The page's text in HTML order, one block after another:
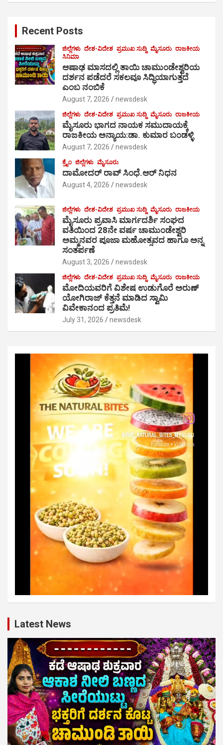
Recent Posts
ಜಿಲ್ಲೆಗಳು ದೇಶ-ವಿದೇಶ ಪ್ರಮುಖ ಸುದ್ದಿ ಮೈಸೂರು ರಾಜಕೀಯ
ಸಿನಿಮಾ
ಆಷಾಢ ಮಾಸದಲ್ಲಿ ತಾಯಿ ಚಾಮುಂಡೇಶ್ವರಿಯ
ದರ್ಶನ ಪಡೆದರೆ ಸಕಲವೂ ಸಿದ್ಧಿಯಾಗುತ್ತದೆ
ಎಂಬ ನಂಬಿಕೆ
August 7, 2026 newsdesk
ಜಿಲ್ಲೆಗಳು ದೇಶ-ವಿದೇಶ ಪ್ರಮುಖ ಸುದ್ದಿ ಮೈಸೂರು ರಾಜಕೀಯ
ಮೈಸೂರು ಭಾಗದ ನಾಯಕ ಸಮುದಾಯಕ್ಕೆ
ರಾಜಕೀಯ ಅನ್ಯಾಯ:ಡಾ. ಕುಮಾರ ಬಂಡಳ್ಳಿ
August 7, 2026 newsdesk
ಕ್ರೈಂ ಜಿಲ್ಲೆಗಳು ಮೈಸೂರು
ದಾಮೋದರ್ ರಾವ್ ಸಿಂಧೆ.ಆರ್ ನಿಧನ
August 4, 2026 newsdesk
ಜಿಲ್ಲೆಗಳು ದೇಶ-ವಿದೇಶ ಪ್ರಮುಖ ಸುದ್ದಿ ಮೈಸೂರು ರಾಜಕೀಯ
ಮೈಸೂರು ಪ್ರವಾಸಿ ಮಾರ್ಗದರ್ಶಿ ಸಂಘದ
ವತಿಯಿಂದ 28ನೇ ವರ್ಷ ಚಾಮುಂಡೇಶ್ವರಿ
ಅಮ್ಮನವರ ಪೂಜಾ ಮಹೋತ್ಸವದ ಹಾಗೂ ಅನ್ನ
ಸಂತರ್ಪಣೆ
August 3, 2026 newsdesk
ಜಿಲ್ಲೆಗಳು ದೇಶ-ವಿದೇಶ ಪ್ರಮುಖ ಸುದ್ದಿ ಮೈಸೂರು ರಾಜಕೀಯ
ಮೋದಿಯವರಿಗೆ ವಿಶೇಷ ಉಡುಗೊರೆ ಅರುಣ್
ಯೋಗಿರಾಜ್ ಕೆತ್ತನೆ ಮಾಡಿದ ಸ್ವಾಮಿ
ವಿವೇಕಾನಂದ ಪ್ರತಿಮೆ!
July 31, 2026 newsdesk
Latest News